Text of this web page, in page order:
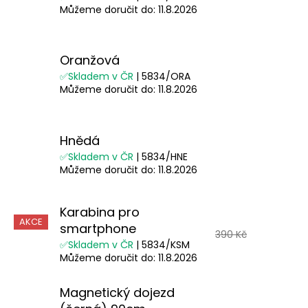
Můžeme doručit do: 11.8.2026
Oranžová
✅Skladem v ČR | 5834/ORA
Můžeme doručit do: 11.8.2026
Hnědá
✅Skladem v ČR | 5834/HNE
Můžeme doručit do: 11.8.2026
AKCE
Karabina pro
smartphone
✅Skladem v ČR | 5834/KSM
Můžeme doručit do: 11.8.2026
390 Kč
Magnetický dojezd